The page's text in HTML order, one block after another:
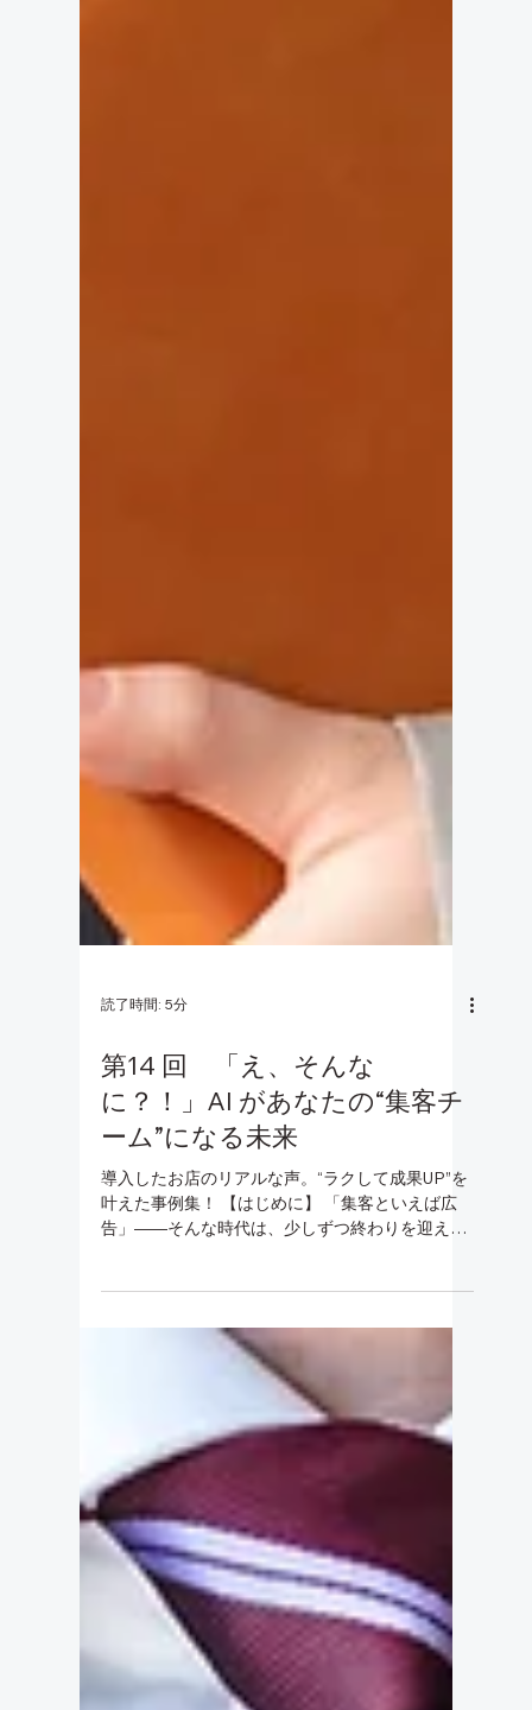
読了時間: 5分
に？！」AI があなたの“集客チ
ーム”になる未来
導入したお店のリアルな声。“ラクして成果UP”を
叶えた事例集！ 【はじめに】 「集客といえば広
告」――そんな時代は、少しずつ終わりを迎えて
います。 チラシやポータルサイト、リスティング
広告などに頼って集客をしていたお店も、今は
「自分たちで発信する情報」が集客の中心になり
つつあります。 そして、それを支えてくれるのが
AI です。 Ai Self Navi と InfoBiz を導入したオー
ナーたちは、「もっと早く始めておけばよかっ
た」と実感しています。 今回は、広告中心の集客
方法から卒業し、「情報発信をAI と一緒に育て
る」ことで成 果を上げているお店のリアルなスト
ーリーをご紹介します。 【AI が“集客チーム”にな
ると何が変わる？】 昔は… 「広告を出さなけれ